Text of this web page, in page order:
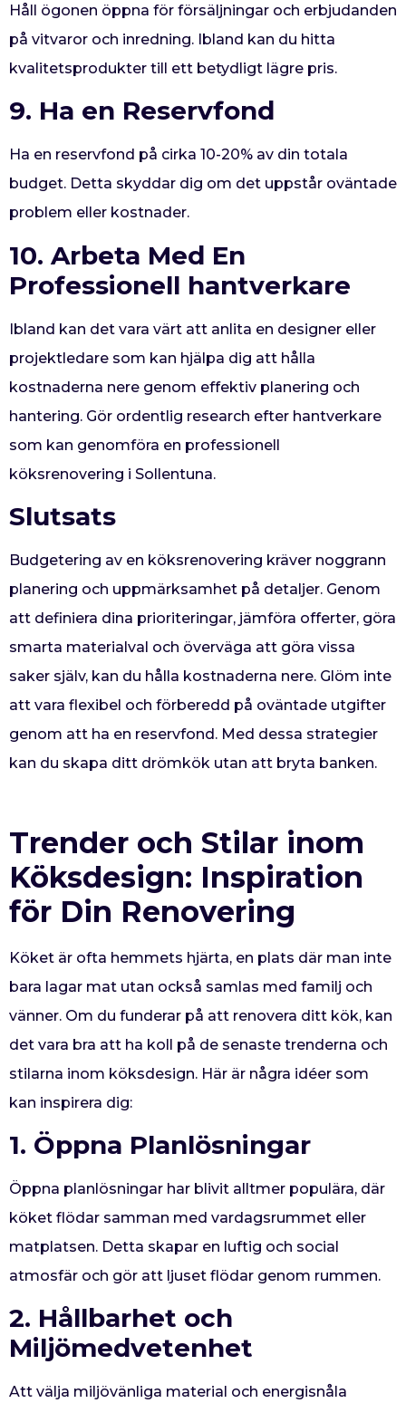
Håll ögonen öppna för försäljningar och erbjudanden
på vitvaror och inredning. Ibland kan du hitta
kvalitetsprodukter till ett betydligt lägre pris.
9. Ha en Reservfond
Ha en reservfond på cirka 10-20% av din totala
budget. Detta skyddar dig om det uppstår oväntade
problem eller kostnader.
10. Arbeta Med En
Professionell hantverkare
Ibland kan det vara värt att anlita en designer eller
projektledare som kan hjälpa dig att hålla
kostnaderna nere genom effektiv planering och
hantering. Gör ordentlig research efter hantverkare
som kan genomföra en professionell
köksrenovering i Sollentuna.
Slutsats
Budgetering av en köksrenovering kräver noggrann
planering och uppmärksamhet på detaljer. Genom
att definiera dina prioriteringar, jämföra offerter, göra
smarta materialval och överväga att göra vissa
saker själv, kan du hålla kostnaderna nere. Glöm inte
att vara flexibel och förberedd på oväntade utgifter
genom att ha en reservfond. Med dessa strategier
kan du skapa ditt drömkök utan att bryta banken.
Trender och Stilar inom
Köksdesign: Inspiration
för Din Renovering
Köket är ofta hemmets hjärta, en plats där man inte
bara lagar mat utan också samlas med familj och
vänner. Om du funderar på att renovera ditt kök, kan
det vara bra att ha koll på de senaste trenderna och
stilarna inom köksdesign. Här är några idéer som
kan inspirera dig:
1. Öppna Planlösningar
Öppna planlösningar har blivit alltmer populära, där
köket flödar samman med vardagsrummet eller
matplatsen. Detta skapar en luftig och social
atmosfär och gör att ljuset flödar genom rummen.
2. Hållbarhet och
Miljömedvetenhet
Att välja miljövänliga material och energisnåla